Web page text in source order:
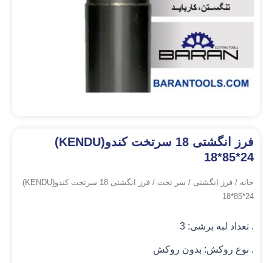
فرز انگشتی 18 سرتخت کندو(KENDU)
18*85*24
خانه / فرز انگشتی / سر تخت
/ فرز انگشتی 18 سرتخت کندو(KENDU)
18*85*24
. تعداد لبه برشی: 3
. نوع روکش: بدون روکش